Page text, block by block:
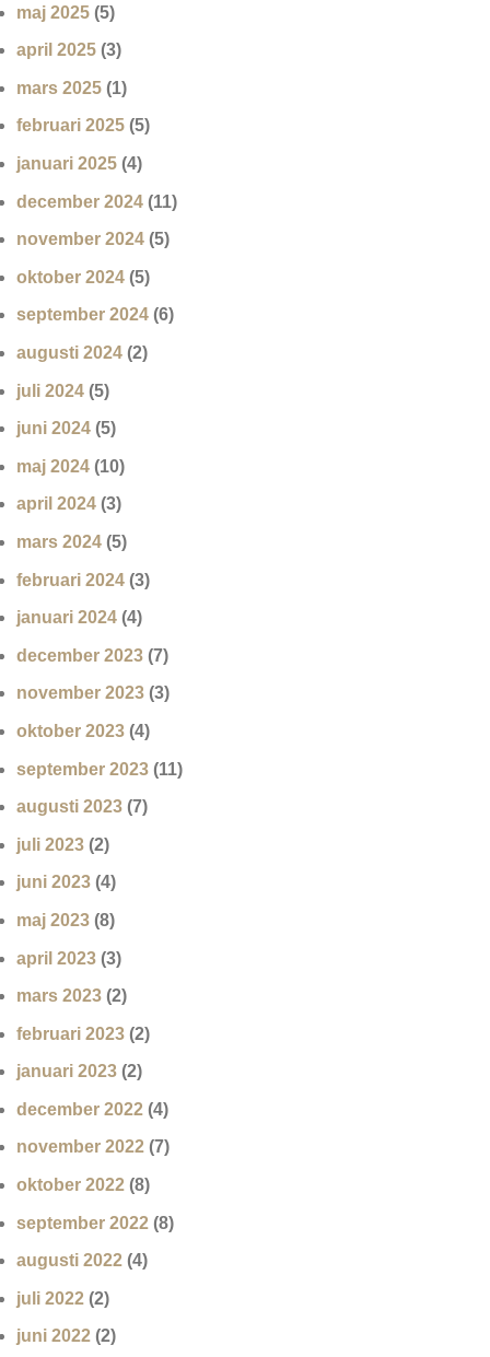
maj 2025 (5)
april 2025 (3)
mars 2025 (1)
februari 2025 (5)
januari 2025 (4)
december 2024 (11)
november 2024 (5)
oktober 2024 (5)
september 2024 (6)
augusti 2024 (2)
juli 2024 (5)
juni 2024 (5)
maj 2024 (10)
april 2024 (3)
mars 2024 (5)
februari 2024 (3)
januari 2024 (4)
december 2023 (7)
november 2023 (3)
oktober 2023 (4)
september 2023 (11)
augusti 2023 (7)
juli 2023 (2)
juni 2023 (4)
maj 2023 (8)
april 2023 (3)
mars 2023 (2)
februari 2023 (2)
januari 2023 (2)
december 2022 (4)
november 2022 (7)
oktober 2022 (8)
september 2022 (8)
augusti 2022 (4)
juli 2022 (2)
juni 2022 (2)